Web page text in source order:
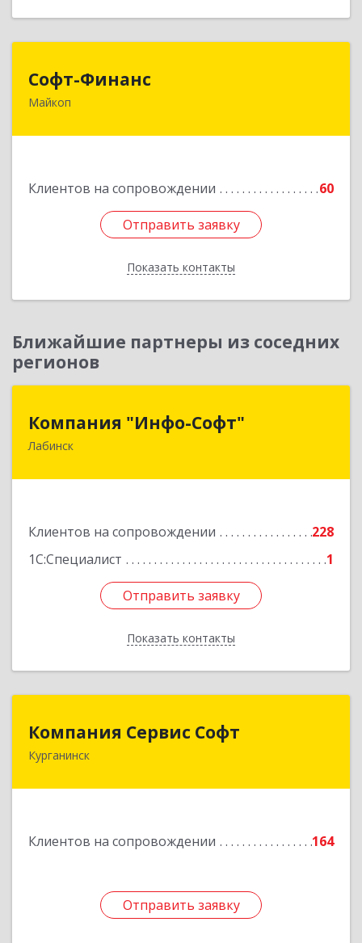
Софт-Финанс
Майкоп
Клиентов на сопровождении 60
Отправить заявку
Показать контакты
385006, Адыгея Респ, Майкоп г, Калинина ул,
Отправить заявку
Назад
Ближайшие партнеры из соседних
регионов
Компания "Инфо-Софт"
Лабинск
Клиентов на сопровождении
228
1С:Специалист
1
Отправить заявку
Показать контакты
Компания "Инфо-Софт"
352500, Краснодарский край, Лабинский р-н,
Отправить заявку
Назад
Компания Сервис Софт
Курганинск
Клиентов на сопровождении 164
Отправить заявку
Компания Сервис Софт
352430, Краснодарский край, Курганинск г,
Отправить заявку